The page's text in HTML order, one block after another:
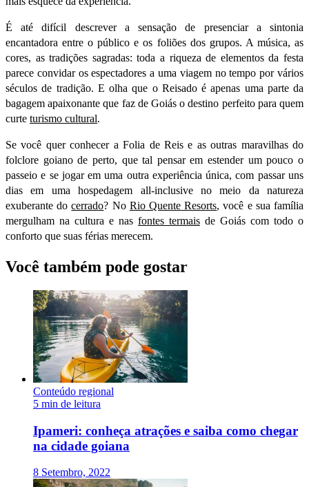
É até difícil descrever a sensação de presenciar a sintonia
encantadora entre o público e os foliões dos grupos. A música, as
cores, as tradições sagradas: toda a riqueza de elementos da festa
parece convidar os espectadores a uma viagem no tempo por vários
séculos de tradição. E olha que o Reisado é apenas uma parte da
bagagem apaixonante que faz de Goiás o destino perfeito para quem
curte turismo cultural.
Se você quer conhecer a Folia de Reis e as outras maravilhas do
folclore goiano de perto, que tal pensar em estender um pouco o
passeio e se jogar em uma outra experiência única, com passar uns
dias em uma hospedagem all-inclusive no meio da natureza
exuberante docerrado? No Rio Quente Resorts, você e sua família
mergulham na cultura e nas fontes termais de Goiás com todo o
conforto que suas férias merecem.
Você também pode gostar
Conteúdo regional
5 min de leitura
Ipameri: conheça atrações e saiba como chegar
na cidade goiana
8 Setembro, 2022